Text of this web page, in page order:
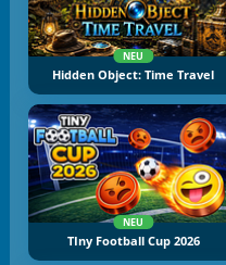
NEU
Hidden Object: Time Travel
NEU
TIny Football Cup 2026